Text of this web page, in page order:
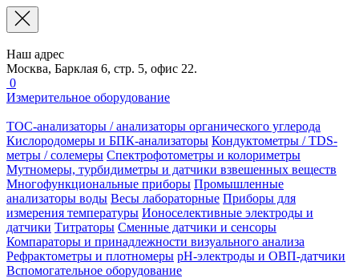
Наш адрес
Москва, Барклая 6, стр. 5, офис 22.
0
Измерительное оборудование
TOC-анализаторы / анализаторы органического углерода
Кислородомеры и БПК-анализаторы Кондуктометры / TDS-
метры / солемеры Спектрофотометры и колориметры
Мутномеры, турбидиметры и датчики взвешенных веществ
Многофункциональные приборы Промышленные
анализаторы воды Весы лабораторные Приборы для
измерения температуры Ионоселективные электроды и
датчики Титраторы Сменные датчики и сенсоры
Компараторы и принадлежности визуального анализа
Рефрактометры и плотномеры pH-электроды и ОВП-датчики
Вспомогательное оборудование